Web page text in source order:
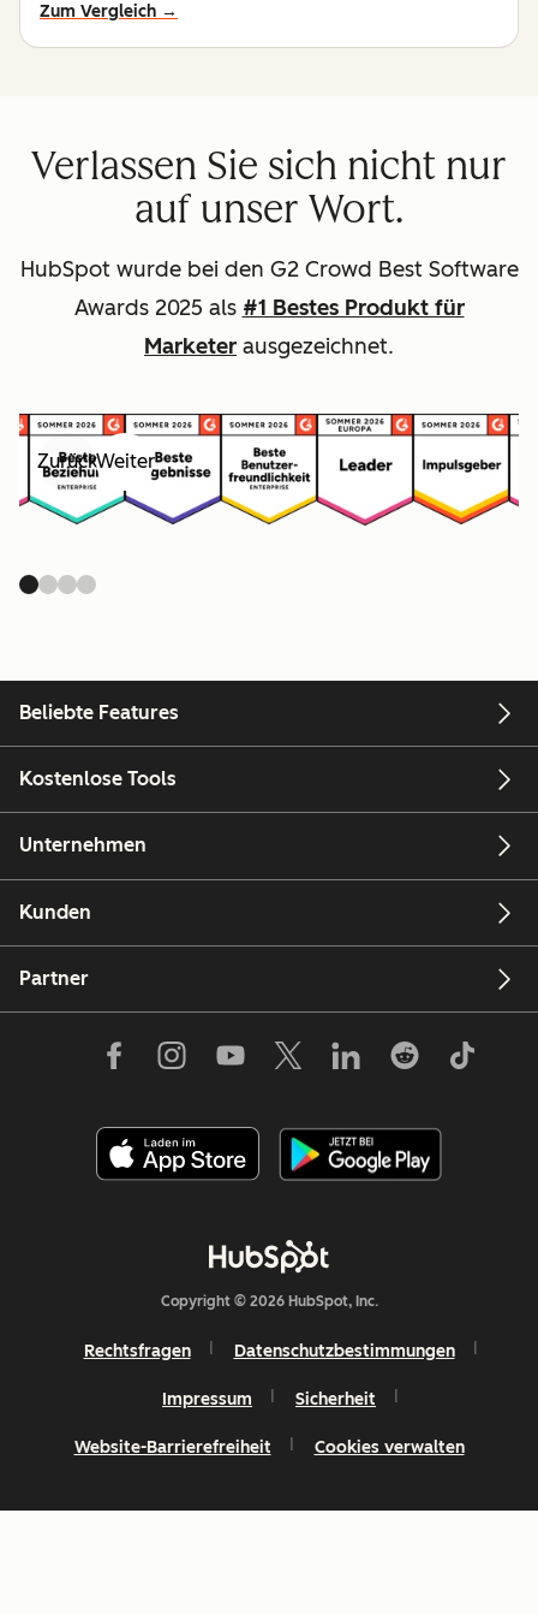
Zum Vergleich →
Verlassen Sie sich nicht nur
auf unser Wort.
HubSpot wurde bei den G2 Crowd Best Software
Awards 2025 als #1 Bestes Produkt für
Marketer ausgezeichnet.
ZurückWeiter
Beliebte Features
Kostenlose Tools
Unternehmen
Kunden
Partner
Copyright © 2026 HubSpot, Inc.
Rechtsfragen Datenschutzbestimmungen
Impressum Sicherheit
Website-Barrierefreiheit Cookies verwalten